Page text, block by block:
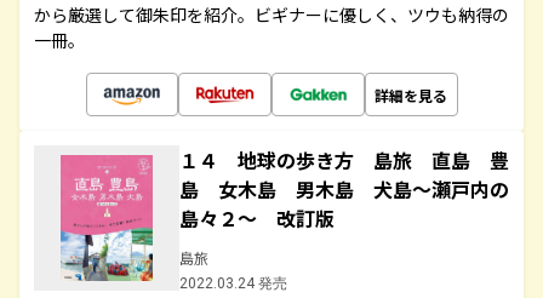
から厳選して御朱印を紹介。ビギナーに優しく、ツウも納得の
一冊。
詳細を見る
１４ 地球の歩き方 島旅 直島 豊
島 女木島 男木島 犬島～瀬戸内の
島々２～ 改訂版
島旅
2022.03.24 発売